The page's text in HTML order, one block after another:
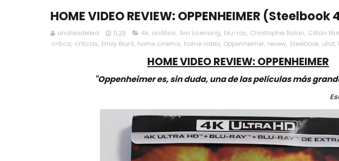
HOME VIDEO REVIEW: OPPENHEIMER
andreadelera 11:29 4k, análisis, Arvi Licensing, blu-ray, Christopher Nolan, Cillian
crítica, críticas, Emily Blunt, home cinema, home video, Oppenheimer, review, Steelbook, uhd,
HOME VIDEO REVIEW: OPPENHEIMER
"Oppenheimer es, sin duda, una de las películas más